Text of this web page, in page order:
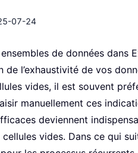
07-24
de données
de l’exhaustivité de vos
vides, il est souvent
manuellement ces
deviennent
vides. Dans ce qui